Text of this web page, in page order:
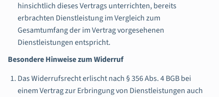
hinsichtlich dieses Vertrags unterrichten, bereits
erbrachten Dienstleistung im Vergleich zum
Gesamtumfang der im Vertrag vorgesehenen
Dienstleistungen entspricht.
Besondere Hinweise zum Widerruf
Das Widerrufsrecht erlischt nach § 356 Abs. 4 BGB bei
einem Vertrag zur Erbringung von Dienstleistungen auch